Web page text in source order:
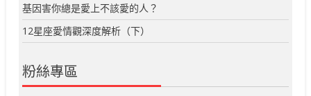
基因害你總是愛上不該愛的人？
12星座愛情觀深度解析（下）
粉絲專區